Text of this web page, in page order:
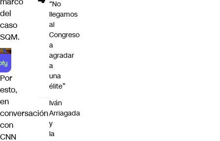
del
caso
SQM.
Por
esto,
en
conversación
con
CNN
“No
llegamos
al
Congreso
a
agradar
a
una
élite”
Iván
Arriagada
y
la